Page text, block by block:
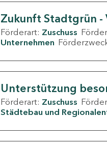
Zukunft Stadtgrün -
Förderart: Zuschuss
Unternehmen
Unterstützung
Förderart: Zuschuss
Städtebau und